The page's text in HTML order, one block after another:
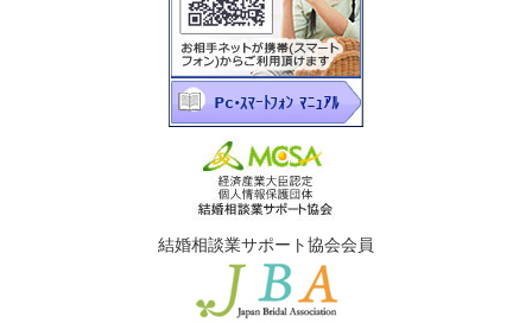
結婚相談業サポート協会会員